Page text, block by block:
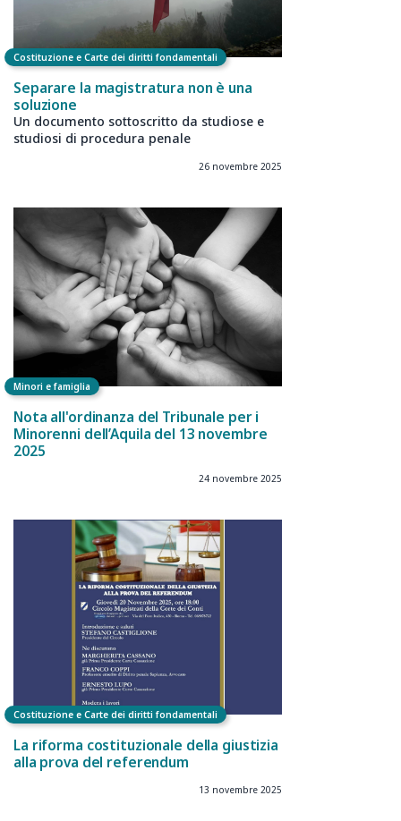
Costituzione e Carte dei diritti fondamentali
Separare la magistratura non è una
soluzione
Un documento sottoscritto da studiose e
studiosi di procedura penale
26 novembre 2025
Minori e famiglia
Nota all'ordinanza del Tribunale per i
Minorenni dell’Aquila del 13 novembre
2025
24 novembre 2025
Costituzione e Carte dei diritti fondamentali
La riforma costituzionale della giustizia
alla prova del referendum
13 novembre 2025